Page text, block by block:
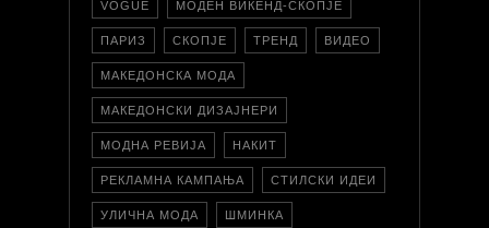
VOGUE МОДЕН ВИКЕНД-СКОПЈЕ
ПАРИЗ СКОПЈЕ ТРЕНД ВИДЕО
МАКЕДОНСКА МОДА
МАКЕДОНСКИ ДИЗАЈНЕРИ
МОДНА РЕВИЈА НАКИТ
РЕКЛАМНА КАМПАЊА СТИЛСКИ ИДЕИ
УЛИЧНА МОДА ШМИНКА